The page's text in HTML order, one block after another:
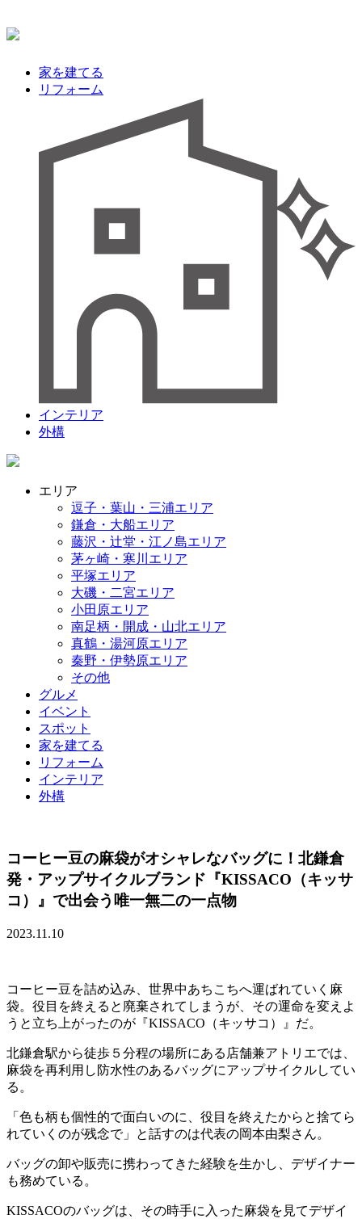
家を建てる
リフォーム
インテリア
外構
エリア
逗子・葉山・三浦エリア
鎌倉・大船エリア
藤沢・辻堂・江ノ島エリア
茅ヶ崎・寒川エリア
平塚エリア
大磯・二宮エリア
小田原エリア
南足柄・開成・山北エリア
真鶴・湯河原エリア
秦野・伊勢原エリア
その他
グルメ
イベント
スポット
家を建てる
リフォーム
インテリア
外構
コーヒー豆の麻袋がオシャレなバッグに！北鎌倉
発・アップサイクルブランド『KISSACO（キッサ
コ）』で出会う唯一無二の一点物
2023.11.10
コーヒー豆を詰め込み、世界中あちこちへ運ばれていく麻
袋。役目を終えると廃棄されてしまうが、その運命を変えよ
うと立ち上がったのが『KISSACO（キッサコ）』だ。
北鎌倉駅から徒歩５分程の場所にある店舗兼アトリエでは、
麻袋を再利用し防水性のあるバッグにアップサイクルしてい
る。
「色も柄も個性的で面白いのに、役目を終えたからと捨てら
れていくのが残念で」と話すのは代表の岡本由梨さん。
バッグの卸や販売に携わってきた経験を生かし、デザイナー
も務めている。
KISSACOのバッグは、その時手に入った麻袋を見てデザイ